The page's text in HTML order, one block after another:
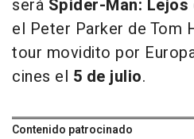
será Spider-Man: Lejos
el Peter Parker de Tom
tour movidito por
cines el 5 de julio.
Contenido patrocinado